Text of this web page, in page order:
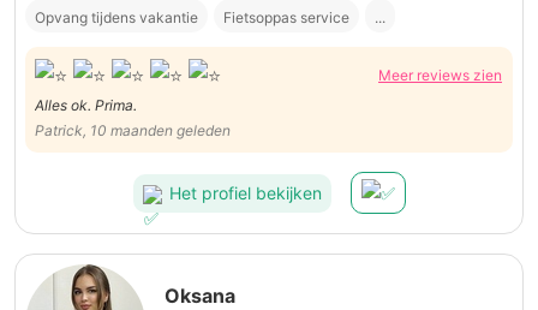
Opvang tijdens vakantie Fietsoppas service ...
Meer reviews zien
Alles ok. Prima.
Patrick, 10 maanden geleden
Het profiel bekijken
Oksana